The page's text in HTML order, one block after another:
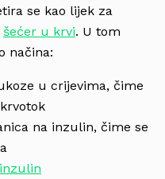
se kao lijek za
šećer u krvi. U tom
načina:
u crijevima, čime
na inzulin, čime se